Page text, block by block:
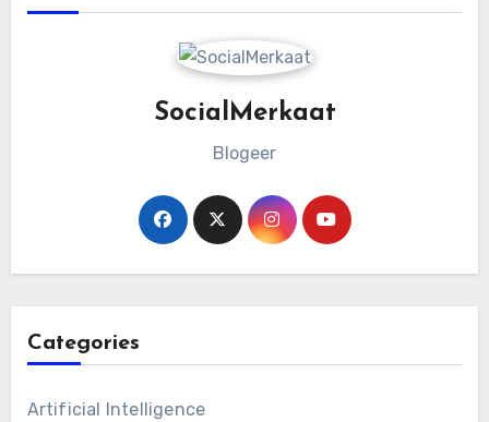
SocialMerkaat
Blogeer
Categories
Artificial Intelligence